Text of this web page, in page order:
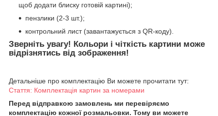
щоб додати блиску готовій картині);
пензлики (2-3 шт.);
контрольний лист (завантажується з QR-коду).
Зверніть увагу! Кольори і чіткість картини може
відрізнятись від зображення!
Детальніше про комплектацію Ви можете прочитати тут:
Стаття: Комплектація картин за номерами
Перед відправкою замовлень ми перевіряємо
комплектацію кожної розмальовки. Тому ви можете